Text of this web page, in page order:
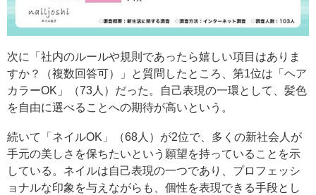
次に「社内のルールや規則であったら嬉しい項目はありま
すか？（複数回答可）」と質問したところ、第1位は「ヘア
カラーOK」（73人）だった。自己表現の一環として、髪色
を自由に選べることへの期待が高いという。
続いて「ネイルOK」（68人）が2位で、多くの新社会人が
手元の美しさを保ちたいという願望を持っていることを示
している。ネイルは自己表現の一つであり、プロフェッシ
ョナルな印象を与えながらも、個性を表現できる手段とし